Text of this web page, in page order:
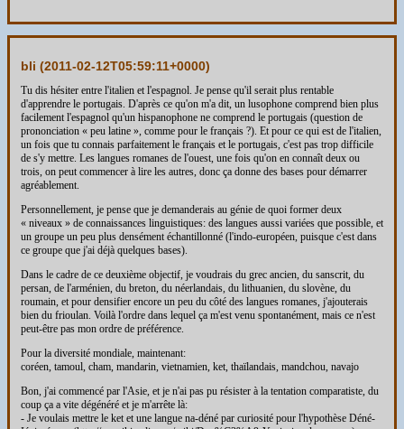
bli (2011-02-12T05:59:11+0000)
Tu dis hésiter entre l'italien et l'espagnol. Je pense qu'il serait plus rentable
d'apprendre le portugais. D'après ce qu'on m'a dit, un lusophone comprend bien plus
facilement l'espagnol qu'un hispanophone ne comprend le portugais (question de
prononciation « peu latine », comme pour le français ?). Et pour ce qui est de l'italien,
un fois que tu connais parfaitement le français et le portugais, c'est pas trop difficile
de s'y mettre. Les langues romanes de l'ouest, une fois qu'on en connaît deux ou
trois, on peut commencer à lire les autres, donc ça donne des bases pour démarrer
agréablement.
Personnellement, je pense que je demanderais au génie de quoi former deux
« niveaux » de connaissances linguistiques: des langues aussi variées que possible, et
un groupe un peu plus densément échantillonné (l'indo-européen, puisque c'est dans
ce groupe que j'ai déjà quelques bases).
Dans le cadre de ce deuxième objectif, je voudrais du grec ancien, du sanscrit, du
persan, de l'arménien, du breton, du néerlandais, du lithuanien, du slovène, du
roumain, et pour densifier encore un peu du côté des langues romanes, j'ajouterais
bien du frioulan. Voilà l'ordre dans lequel ça m'est venu spontanément, mais ce n'est
peut-être pas mon ordre de préférence.
Pour la diversité mondiale, maintenant:
coréen, tamoul, cham, mandarin, vietnamien, ket, thaïlandais, mandchou, navajo
Bon, j'ai commencé par l'Asie, et je n'ai pas pu résister à la tentation comparatiste, du
coup ça a vite dégénéré et je m'arrête là:
- Je voulais mettre le ket et une langue na-déné par curiosité pour l'hypothèse Déné-